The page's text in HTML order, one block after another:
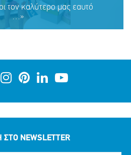
ΤΩΡΑ
τον καλύτερο μας εαυτό
…»
NEWSLETTER